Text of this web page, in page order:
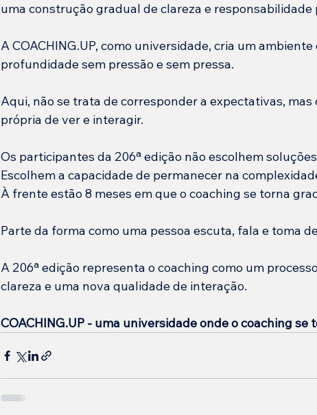
uma construção gradual de clareza e responsabilidade
A COACHING.UP, como universidade, cria um
profundidade sem pressão e sem pressa.
Aqui, não se trata de corresponder a expectativas,
própria de ver e interagir.
Os participantes da 206ª edição não escolhem
Escolhem a capacidade de permanecer na
À frente estão 8 meses em que o coaching se torna
Parte da forma como uma pessoa escuta, fala e toma
A 206ª edição representa o coaching como um
clareza e uma nova qualidade de interação.
COACHING.UP - uma universidade onde o coaching